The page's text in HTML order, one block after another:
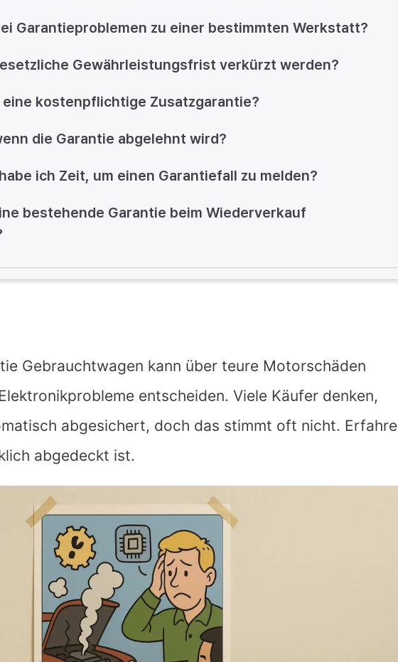
Garantieproblemen zu einer bestimmten Werkstatt?
Gewährleistungsfrist verkürzt werden?
eine kostenpflichtige Zusatzgarantie?
die Garantie abgelehnt wird?
ich Zeit, um einen Garantiefall zu melden?
bestehende Garantie beim Wiederverkauf
Gebrauchtwagen kann über teure Motorschäden
entscheiden. Viele Käufer denken,
abgesichert, doch das stimmt oft nicht. Erfahre
abgedeckt ist.